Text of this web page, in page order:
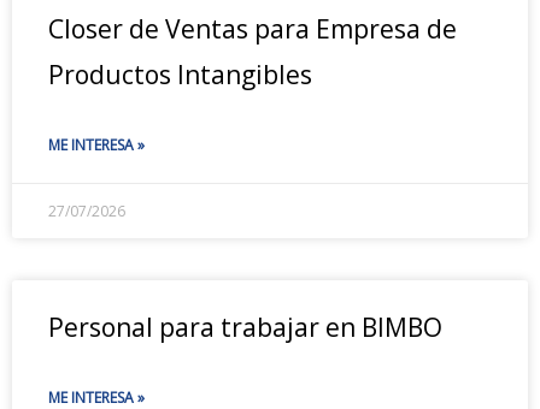
Closer de Ventas para Empresa de
Productos Intangibles
ME INTERESA »
27/07/2026
Personal para trabajar en BIMBO
ME INTERESA »